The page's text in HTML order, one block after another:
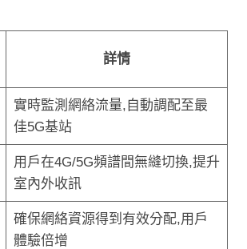
詳情
實時監測網絡流量,自動調配至最
佳5G基站
用戶在4G/5G頻譜間無縫切換,提升
室內外收訊
確保網絡資源得到有效分配,用戶
體驗倍增